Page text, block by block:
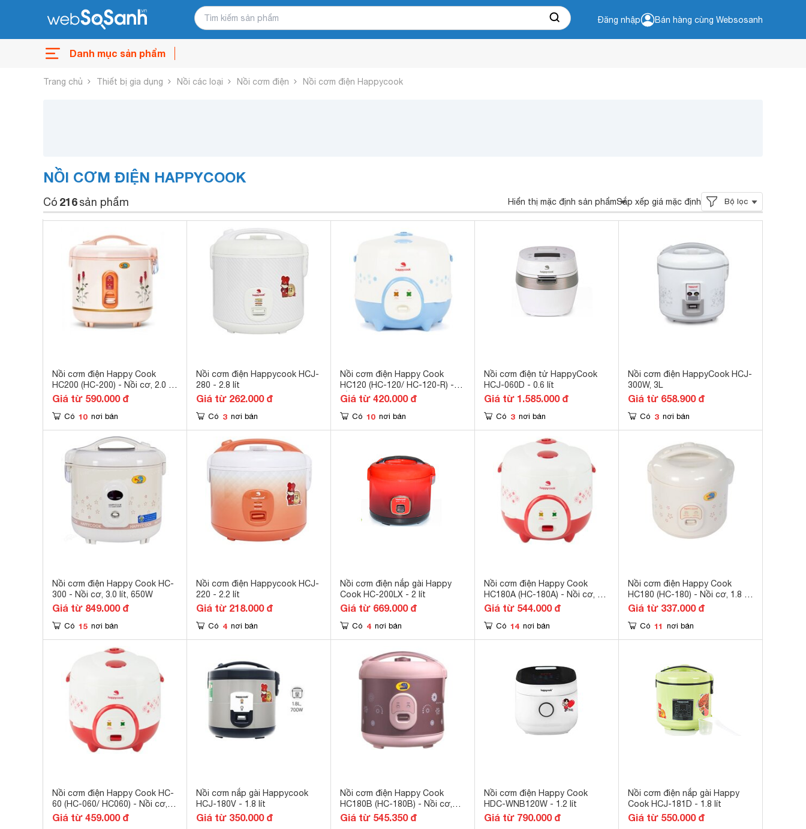
Đăng nhập Bán hàng cùng Websosanh
Danh mục sản phẩm
Trang chủ Thiết bị gia dụng Nồi các loại Nồi cơm điện Nồi cơm điện Happycook
NỒI CƠM ĐIỆN HAPPYCOOK
Có 216sản phẩm Hiển thị mặc định sản phẩmSắp xếp giá mặc định Bộ lọc
Nồi cơm điện Happy Cook
HC200 (HC-200) - Nồi cơ, 2.0 lít,
650W
Giá từ 590.000 đ
Có 10 nơi bán
Nồi cơm điện Happycook HCJ-
280 - 2.8 lít
Giá từ 262.000 đ
Có 3 nơi bán
Nồi cơm điện Happy Cook
HC120 (HC-120/ HC-120-R) -
Nồi cơ, 1.2 lít
Giá từ 420.000 đ
Có 10 nơi bán
Nồi cơm điện tử HappyCook
HCJ-060D - 0.6 lít
Giá từ 1.585.000 đ
Có 3 nơi bán
Nồi cơm điện HappyCook HCJ-
300W, 3L
Giá từ 658.900 đ
Có 3 nơi bán
Nồi cơm điện Happy Cook HC-
300 - Nồi cơ, 3.0 lít, 650W
Giá từ 849.000 đ
Có 15 nơi bán
Nồi cơm điện Happycook HCJ-
220 - 2.2 lít
Giá từ 218.000 đ
Có 4 nơi bán
Nồi cơm điện nắp gài Happy
Cook HC-200LX - 2 lít
Giá từ 669.000 đ
Có 4 nơi bán
Nồi cơm điện Happy Cook
HC180A (HC-180A) - Nồi cơ, 1.8
lít, 620W
Giá từ 544.000 đ
Có 14 nơi bán
Nồi cơm điện Happy Cook
HC180 (HC-180) - Nồi cơ, 1.8 lít,
600W
Giá từ 337.000 đ
Có 11 nơi bán
Nồi cơm điện Happy Cook HC-
60 (HC-060/ HC060) - Nồi cơ,
0.6 lít, 350W
Giá từ 459.000 đ
Nồi cơm nắp gài Happycook
HCJ-180V - 1.8 lít
Giá từ 350.000 đ
Nồi cơm điện Happy Cook
HC180B (HC-180B) - Nồi cơ,
1.8 lít, 750W
Giá từ 545.350 đ
Nồi cơm điện Happy Cook
HDC-WNB120W - 1.2 lít
Giá từ 790.000 đ
Nồi cơm điện nắp gài Happy
Cook HCJ-181D - 1.8 lít
Giá từ 550.000 đ